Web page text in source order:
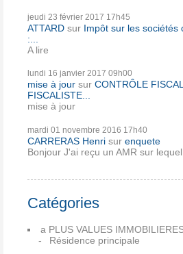
jeudi 23 février 2017 17h45
ATTARD sur Impôt sur les sociétés
:...
A lire
lundi 16 janvier 2017 09h00
mise à jour sur CONTRÔLE
FISCALISTE...
mise à jour
mardi 01 novembre 2016 17h40
CARRERAS Henri sur enquete
Bonjour J'ai reçu un AMR sur
Catégories
a PLUS VALUES
Résidence principale